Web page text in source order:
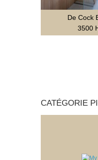
De Cock
3500
CATÉGORIE